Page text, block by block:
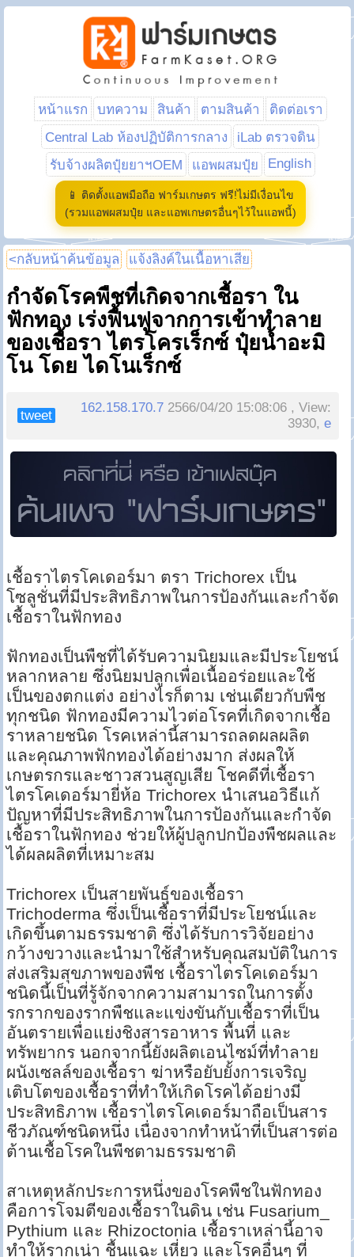
หน้าแรก บทความ สินค้า ตามสินค้า
ติดต่อเรา
Central Lab ห้องปฏิบัติการกลาง
iLab ตรวจดิน
รับจ้างผลิตปุ๋ยยาฯOEM
แอพผสมปุ๋ย English
📱 ติดตั้งแอพมือถือ ฟาร์มเกษตร ฟรี!ไม่มีเงื่อนไข
(รวมแอพผสมปุ๋ย และแอพเกษตรอื่นๆไว้ในแอพนี้)
<กลับหน้าค้นข้อมูล แจ้งลิงค์ในเนื้อหาเสีย
กำจัดโรคพืชที่เกิดจากเชื้อรา ใน
ฟักทอง เร่งฟื้นฟูจากการเข้าทำลาย
ของเชื้อรา ไตรโครเร็กซ์ ปุ๋ยน้ำอะมิ
โน โดย ไดโนเร็กซ์
tweet
162.158.170.7 2566/04/20 15:08:06 , View:
3930,e
เชื้อราไตรโคเดอร์มา ตรา Trichorex เป็น
โซลูชั่นที่มีประสิทธิภาพในการป้องกันและกำจัด
เชื้อราในฟักทอง
ฟักทองเป็นพืชที่ได้รับความนิยมและมีประโยชน์
หลากหลาย ซึ่งนิยมปลูกเพื่อเนื้ออร่อยและใช้
เป็นของตกแต่ง อย่างไรก็ตาม เช่นเดียวกับพืช
ทุกชนิด ฟักทองมีความไวต่อโรคที่เกิดจากเชื้อ
ราหลายชนิด โรคเหล่านี้สามารถลดผลผลิต
และคุณภาพฟักทองได้อย่างมาก ส่งผลให้
เกษตรกรและชาวสวนสูญเสีย โชคดีที่เชื้อรา
ไตรโคเดอร์มายี่ห้อ Trichorex นำเสนอวิธีแก้
ปัญหาที่มีประสิทธิภาพในการป้องกันและกำจัด
เชื้อราในฟักทอง ช่วยให้ผู้ปลูกปกป้องพืชผลและ
ได้ผลผลิตที่เหมาะสม
Trichorex เป็นสายพันธุ์ของเชื้อรา
Trichoderma ซึ่งเป็นเชื้อราที่มีประโยชน์และ
เกิดขึ้นตามธรรมชาติ ซึ่งได้รับการวิจัยอย่าง
กว้างขวางและนำมาใช้สำหรับคุณสมบัติในการ
ส่งเสริมสุขภาพของพืช เชื้อราไตรโคเดอร์มา
ชนิดนี้เป็นที่รู้จักจากความสามารถในการตั้ง
รกรากของรากพืชและแข่งขันกับเชื้อราที่เป็น
อันตรายเพื่อแย่งชิงสารอาหาร พื้นที่ และ
ทรัพยากร นอกจากนี้ยังผลิตเอนไซม์ที่ทำลาย
ผนังเซลล์ของเชื้อรา ฆ่าหรือยับยั้งการเจริญ
เติบโตของเชื้อราที่ทำให้เกิดโรคได้อย่างมี
ประสิทธิภาพ เชื้อราไตรโคเดอร์มาถือเป็นสาร
ชีวภัณฑ์ชนิดหนึ่ง เนื่องจากทำหน้าที่เป็นสารต่อ
ต้านเชื้อโรคในพืชตามธรรมชาติ
สาเหตุหลักประการหนึ่งของโรคพืชในฟักทอง
คือการโจมตีของเชื้อราในดิน เช่น Fusarium_
Pythium และ Rhizoctonia เชื้อราเหล่านี้อาจ
ทำให้รากเน่า ชื้นแฉะ เหี่ยว และโรคอื่นๆ ที่